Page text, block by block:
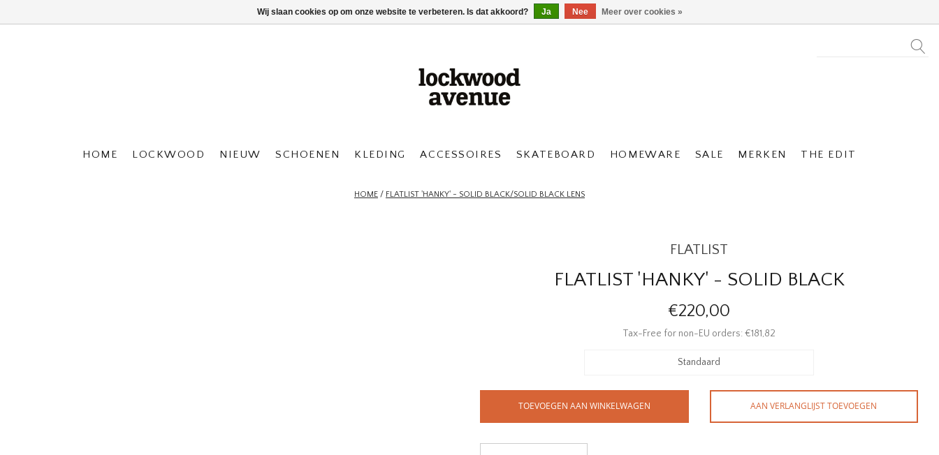
HOME LOCKWOOD NIEUW SCHOENEN KLEDING ACCESSOIRES SKATEBOARD HOMEWARE SALE MERKEN THE EDIT
HOME / FLATLIST 'HANKY' - SOLID BLACK/SOLID BLACK LENS
FLATLIST
FLATLIST 'HANKY' - SOLID BLACK
€220,00
Tax-Free for non-EU orders: €181,82
Standaard
TOEVOEGEN AAN WINKELWAGEN AAN VERLANGLIJST TOEVOEGEN
Wij slaan cookies op om onze website te verbeteren. Is dat akkoord? Ja Nee Meer over cookies »